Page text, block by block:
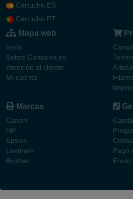
Cartucho.ES
Cartucho.PT
Mapa web
Inicio
Sobre Cartucho.es
Atención al cliente
Mi cuenta
Marcas
Canon
HP
Epson
Lexmark
Brother
Pago
Envío